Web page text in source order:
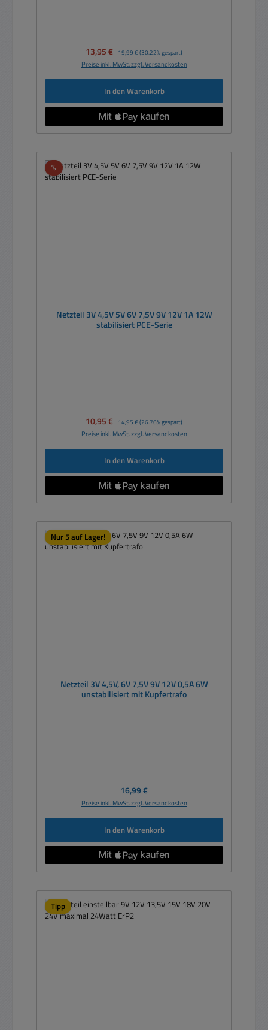
Verkaufspreis:
13,95 € Regulärer Preis:
19,99 € (30.22% gespart)
Preise inkl. MwSt. zzgl. Versandkosten
In den Warenkorb
%Rabatt
Netzteil 3V 4,5V 5V 6V 7,5V 9V 12V 1A 12W
stabilisiert PCE-Serie
Verkaufspreis:
10,95 € Regulärer Preis:
14,95 € (26.76% gespart)
Preise inkl. MwSt. zzgl. Versandkosten
In den Warenkorb
Nur 5 auf Lager!
Netzteil 3V 4,5V, 6V 7,5V 9V 12V 0,5A 6W
unstabilisiert mit Kupfertrafo
Regulärer Preis:
16,99 €
Preise inkl. MwSt. zzgl. Versandkosten
In den Warenkorb
Tipp